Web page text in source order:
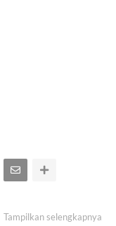
Tampilkan selengkapnya